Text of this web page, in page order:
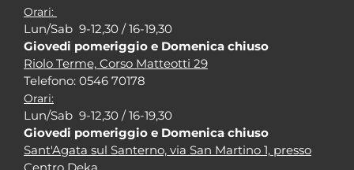
Orari:
Lun/Sab 9-12,30 / 16-19,30
Giovedi pomeriggio e Domenica chiuso
Riolo Terme, Corso Matteotti 29
Telefono: 0546 70178
Orari:
Lun/Sab 9-12,30 / 16-19,30
Giovedi pomeriggio e Domenica chiuso
Sant'Agata sul Santerno, via San Martino 1, presso